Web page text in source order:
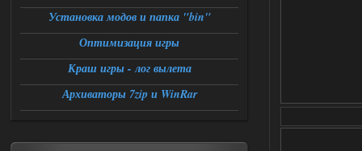
Установка модов и папка "bin"
Оптимизация игры
Краш игры - лог вылета
Архиваторы 7zip и WinRar